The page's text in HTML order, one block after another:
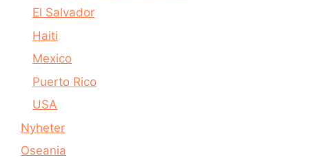
El Salvador
Haiti
Mexico
Puerto Rico
USA
Nyheter
Oseania